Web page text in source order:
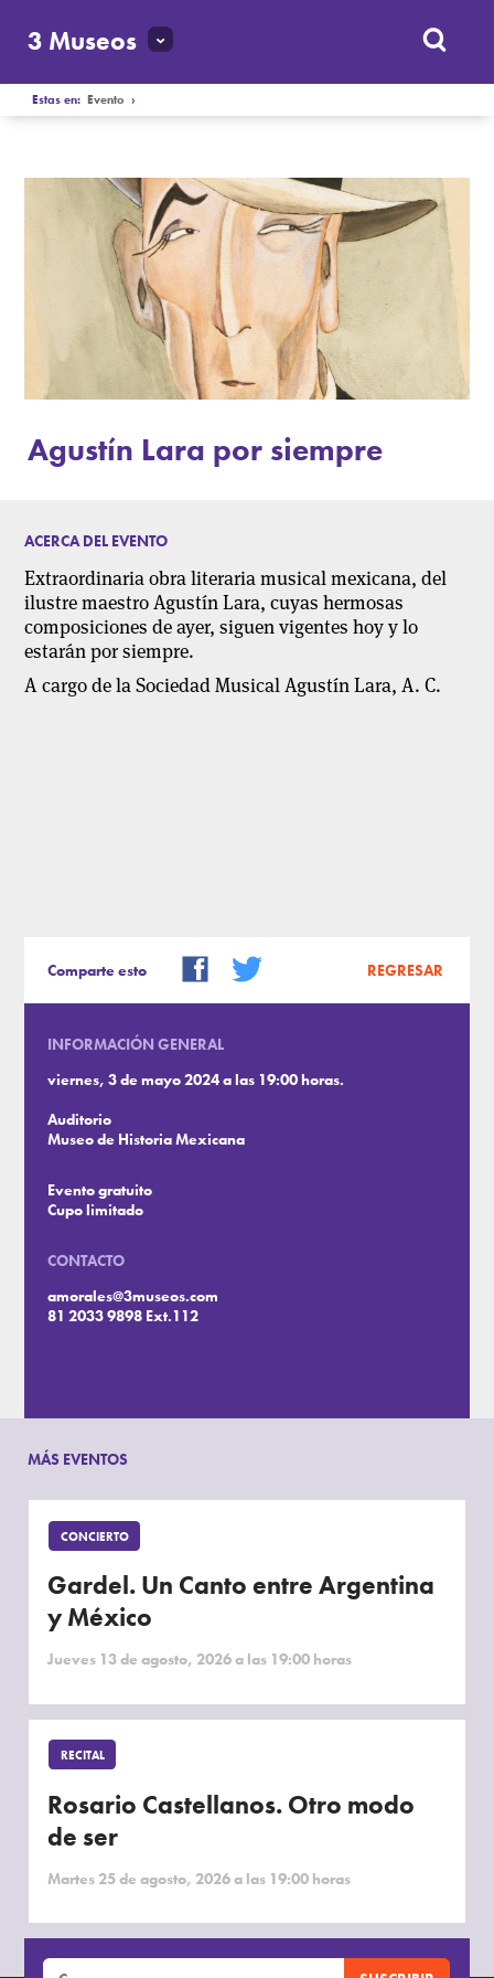
3 Museos
Estas en:Evento ›
Agustín Lara por siempre
ACERCA DEL EVENTO
Extraordinaria obra literaria musical mexicana, del
ilustre maestro Agustín Lara, cuyas hermosas
composiciones de ayer, siguen vigentes hoy y lo
estarán por siempre.
A cargo de la Sociedad Musical Agustín Lara, A. C.
Comparte esto REGRESAR
INFORMACIÓN GENERAL
viernes, 3 de mayo 2024 a las 19:00 horas.
Auditorio
Museo de Historia Mexicana
Evento gratuito
Cupo limitado
CONTACTO
amorales@3museos.com
81 2033 9898 Ext.112
MÁS EVENTOS
CONCIERTO
Gardel. Un Canto entre Argentina
y México
Jueves 13 de agosto, 2026 a las 19:00 horas
RECITAL
Rosario Castellanos. Otro modo
de ser
Martes 25 de agosto, 2026 a las 19:00 horas